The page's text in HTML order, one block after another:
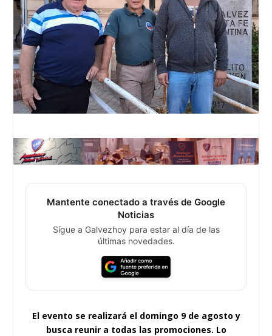
Mantente conectado a través de Google
Noticias
Sígue a Galvezhoy para estar al día de las
últimas novedades.
El evento se realizará el domingo 9 de agosto y
busca reunir a todas las promociones. Lo